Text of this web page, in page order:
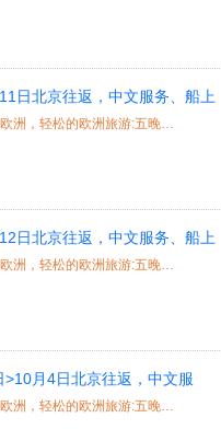
日北京往返，中文服务、船上
特色： 产品推荐 星途游轮•艺术号,全新体验游轮上的欧洲，轻松的欧洲旅游:五晚不...
日北京往返，中文服务、船上
特色： 产品推荐 星途游轮•艺术号,全新体验游轮上的欧洲，轻松的欧洲旅游:五晚不...
月4日北京往返，中文服
宫、新天鹅堡
特色： 产品推荐 星途游轮•艺术号,全新体验游轮上的欧洲，轻松的欧洲旅游:五晚不...